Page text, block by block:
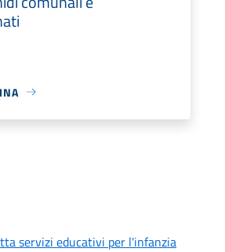
servizi educativi per l'infanzia